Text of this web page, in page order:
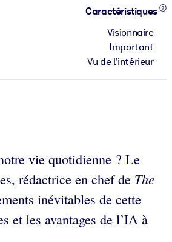
Caractéristiques
Visionnaire
Important
Vu de l'intérieur
vie quotidienne ? Le
rédactrice en chef de The
inévitables de cette
et les avantages de l’IA à